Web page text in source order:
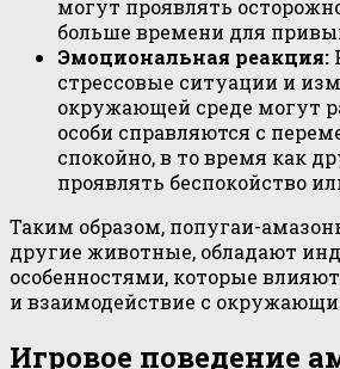
могут проявлять
больше времени для
Эмоциональная реакция:
стрессовые ситуации и
окружающей среде могут
особи справляются с
спокойно, в то время как
проявлять беспокойство
Таким образом, попугаи-
другие животные, обладают
особенностями, которые
и взаимодействие с
Игровое поведение